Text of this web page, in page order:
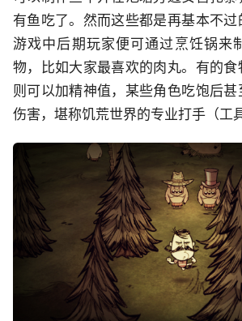
有鱼吃了。然而这些都是再基本不过
游戏中后期玩家便可通过烹饪锅来
物，比如大家最喜欢的肉丸。有的
则可以加精神值，某些角色吃饱后
伤害，堪称饥荒世界的专业打手（工